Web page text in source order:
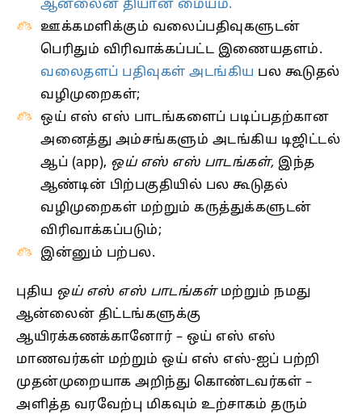
ஆன்லைன் தியான மையம்.
ஊக்கமளிக்கும் வலைப்பதிவுகளுடன்
பெரிதும் விரிவாக்கப்பட்ட இணையதளம்.
வலைதளப் பதிவுகள் அடங்கிய பல கூடுதல்
வழிமுறைகள்;
ஒய் எஸ் எஸ் பாடங்களைப் படிப்பதற்கான
அனைத்து அம்சங்களும் அடங்கிய டிஜிட்டல்
ஆப் (app), ஒய் எஸ் எஸ் பாடங்கள், இந்த
ஆண்டின் பிற்பகுதியில் பல கூடுதல்
வழிமுறைகள் மற்றும் கருத்துக்களுடன்
விரிவாக்கப்படும்;
இன்னும் பற்பல.
புதிய ஒய் எஸ் எஸ் பாடங்கள்மற்றும் நமது
ஆன்லைன் திட்டங்களுக்கு
ஆயிரக்கணக்கானோர் – ஒய் எஸ் எஸ்
மாணவர்கள் மற்றும் ஒய் எஸ் எஸ்-ஐப் பற்றி
முதன்முறையாக அறிந்து கொண்டவர்கள் –
அளித்த வரவேற்பு மிகவும் உற்சாகம் தரும்